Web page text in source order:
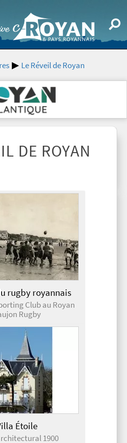
Le Réveil de Royan
DE ROYAN
rugby royannais
Club au Royan
Rugby
Étoile
1900